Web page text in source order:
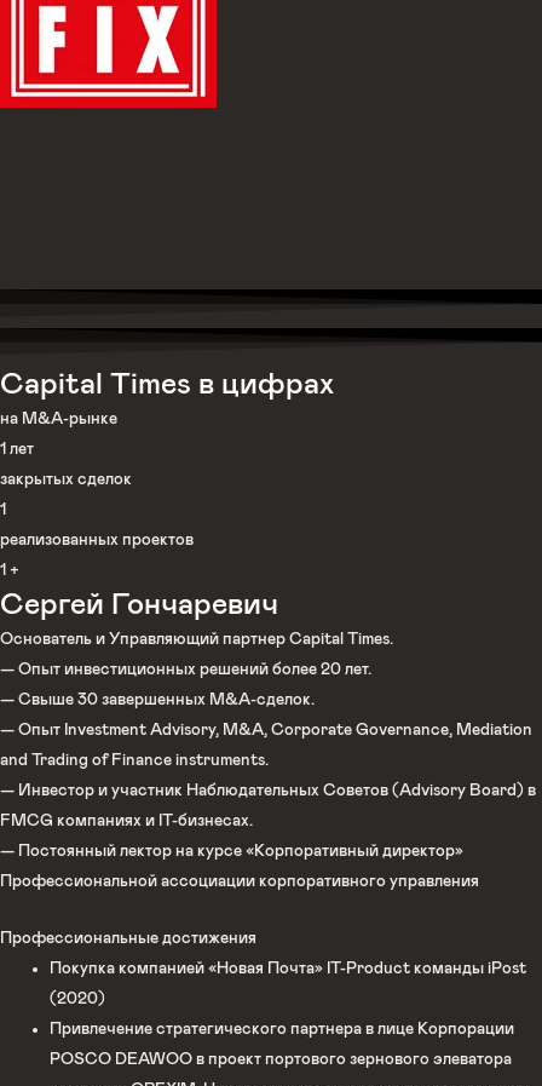
Capital Times в цифрах
на M&A-рынке
1 лет
закрытых сделок
1
реализованных проектов
1 +
Сергей Гончаревич
Основатель и Управляющий партнер Capital Times.
— Опыт инвестиционных решений более 20 лет.
— Свыше 30 завершенных М&A-сделок.
— Опыт Investment Advisory, M&A, Corporate Governance, Mediation
and Trading of Finance instruments.
— Инвестор и участник Наблюдательных Советов (Advisory Board) в
FMCG компаниях и IT-бизнесах.
— Постоянный лектор на курсе «Корпоративный директор»
Профессиональной ассоциации корпоративного управления
Профессиональные достижения
Покупка компанией «Новая Почта» IT-Product команды iPost
(2020)
Привлечение стратегического партнера в лице Корпорации
POSCO DEAWOO в проект портового зернового элеватора